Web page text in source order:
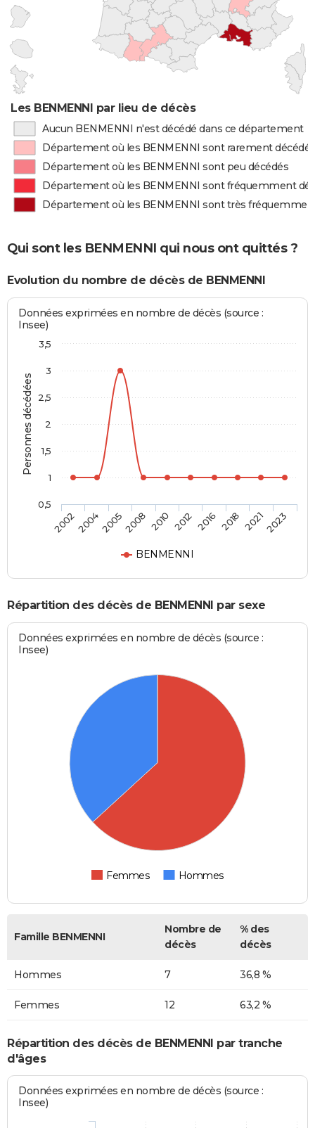
Les BENMENNI par lieu de décès
Aucun BENMENNI n'est décédé dans ce département
Département où les BENMENNI sont rarement décédés
Département où les BENMENNI sont peu décédés
Département où les BENMENNI sont fréquemment
Département où les BENMENNI sont très
Qui sont les BENMENNI qui nous ont quittés ?
Evolution du nombre de décès de BENMENNI
Personnes décédées
Données exprimées en nombre de décès (source :
Insee)
BENMENNI
2002200420052008 2010 2012 2016 2018 20212023
0,5
1
1,5
2
2,5
3
3,5
Répartition des décès de BENMENNI par sexe
Données exprimées en nombre de décès (source :
Insee)
Femmes Hommes
Famille BENMENNI
Nombre de
décès
% des
décès
Hommes 7 36,8 %
Femmes 12 63,2 %
Répartition des décès de BENMENNI par tranche
d'âges
Données exprimées en nombre de décès (source :
Insee)